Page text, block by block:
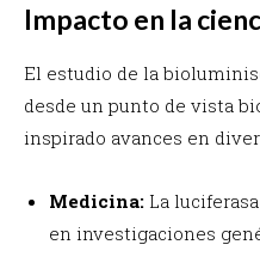
Impacto en la
El estudio de la
desde un punto de vista
inspirado avances en
Medicina: La
en investigaciones